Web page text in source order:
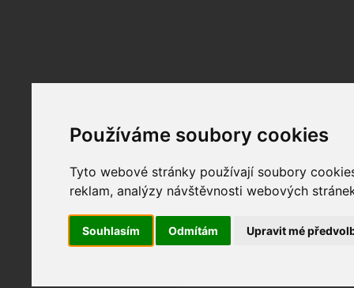
Používáme soubory cookies
Tyto webové stránky používají soubory
reklam, analýzy návštěvnosti webových
Souhlasím Odmítám Upravit mé
Fotopátračka.cz
Anet B.